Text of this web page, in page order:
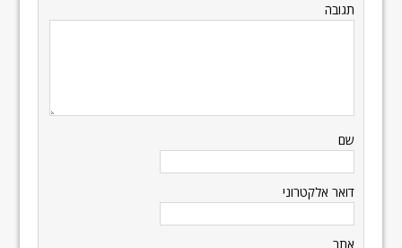
תגובה
שם
דואר אלקטרוני
אתר